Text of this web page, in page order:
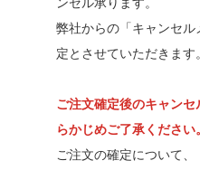
弊社からの「キャンセ
定とさせていただきます。
ご注文確定後のキャン
らかじめご了承ください。
ご注文の確定について